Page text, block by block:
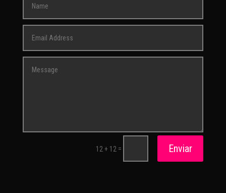
12 + 12 = Enviar